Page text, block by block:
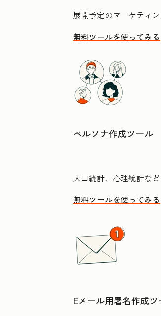
展開予定のマーケティ
無料ツールを使ってみる
ペルソナ作成ツール
人口統計、心理統計な
無料ツールを使ってみる
Eメール用署名作成ツ